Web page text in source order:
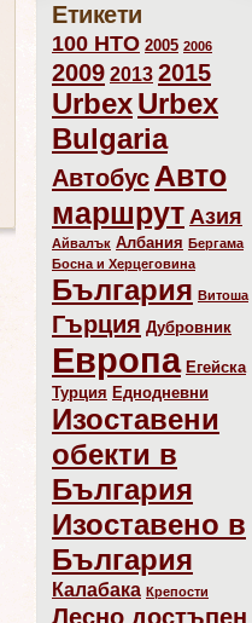
Етикети
100 НТО 2005 2006
2009 2013 2015
UrbexUrbex
Bulgaria
Автобус Авто
маршрут Азия
Айвалък Албания Бергама
Босна и Херцеговина
България Витоша
Гърция Дубровник
Европа Егейска
Турция Еднодневни
Изоставени
обекти в
България
Изоставено в
България
Калабака Крепости
Лесно достъпен